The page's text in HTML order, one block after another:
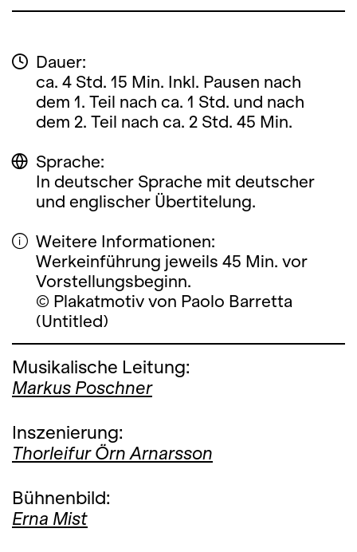
Dauer:
ca. 4 Std. 15 Min. Inkl. Pausen nach
dem 1. Teil nach ca. 1 Std. und nach
dem 2. Teil nach ca. 2 Std. 45 Min.
Sprache:
In deutscher Sprache mit deutscher
und englischer Übertitelung.
Weitere Informationen:
Werkeinführung jeweils 45 Min. vor
Vorstellungsbeginn.
© Plakatmotiv von Paolo Barretta
(Untitled)
Musikalische Leitung:
Markus Poschner
Inszenierung:
Thorleifur Örn Arnarsson
Bühnenbild:
Erna Mist